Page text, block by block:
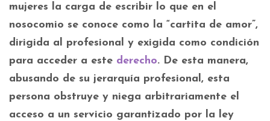
mujeres la carga de escribir lo que en el
nosocomio se conoce como la “cartita de amor”,
dirigida al profesional y exigida como condición
para acceder a este derecho. De esta manera,
abusando de su jerarquía profesional, esta
persona obstruye y niega arbitrariamente el
acceso a un servicio garantizado por la ley